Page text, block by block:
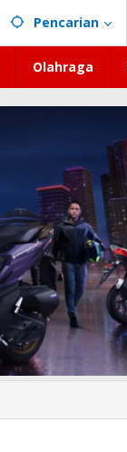
Pencarian
Olahraga